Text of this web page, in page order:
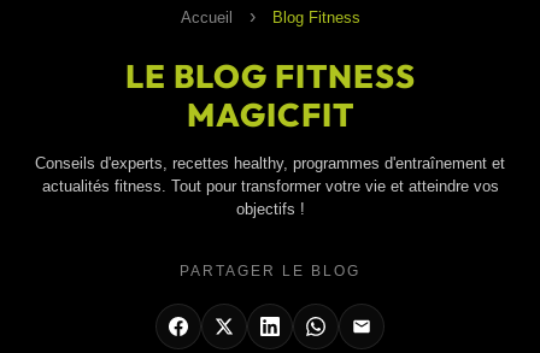
Accueil › Blog Fitness
LE BLOG FITNESS
MAGICFIT
Conseils d'experts, recettes healthy, programmes d'entraînement et
actualités fitness. Tout pour transformer votre vie et atteindre vos
objectifs !
PARTAGER LE BLOG